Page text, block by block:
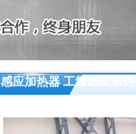
感应加热器 工频感应加